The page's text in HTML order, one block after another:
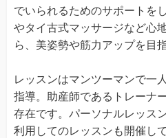
でいられるためのサポートを
やタイ古式マッサージなど心
ら、美姿勢や筋力アップを目
レッスンはマンツーマンで一
指導。助産師であるトレーナ
存在です。パーソナルレッス
利用してのレッスンも開催し